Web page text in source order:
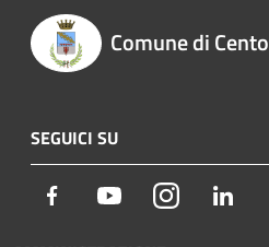
Comune di Cento
SEGUICI SU
Facebook YoutubeInstagram